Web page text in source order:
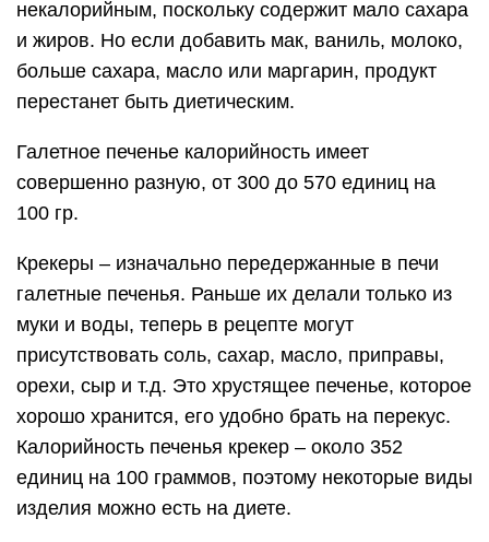
некалорийным, поскольку содержит мало сахара
и жиров. Но если добавить мак, ваниль, молоко,
больше сахара, масло или маргарин, продукт
перестанет быть диетическим.
Галетное печенье калорийность имеет
совершенно разную, от 300 до 570 единиц на
100 гр.
Крекеры – изначально передержанные в печи
галетные печенья. Раньше их делали только из
муки и воды, теперь в рецепте могут
присутствовать соль, сахар, масло, приправы,
орехи, сыр и т.д. Это хрустящее печенье, которое
хорошо хранится, его удобно брать на перекус.
Калорийность печенья крекер – около 352
единиц на 100 граммов, поэтому некоторые виды
изделия можно есть на диете.